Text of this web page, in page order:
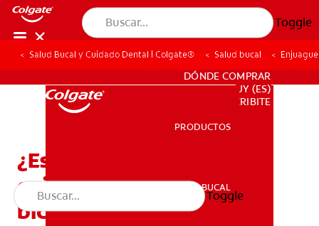
Toggle
SALUD BUCAL
PARA PROFESIONALES
DÓNDE COMPRAR
UY (ES)
SUSCRIBITE
PRODUCTOS
SALUD BUCAL
Toggle
Salud Bucal y Cuidado Dental | Colgate® Salud bucal
¿Es seguro y eficaz el
enjuague bucal con
bicarbonato de sodio?